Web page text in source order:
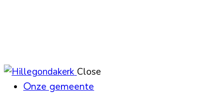
Close
Onze gemeente